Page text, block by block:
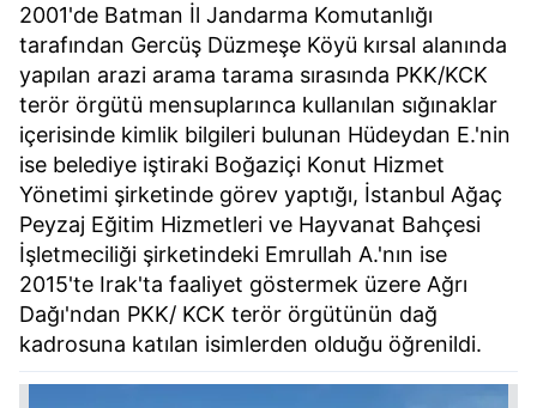
2001'de Batman İl Jandarma Komutanlığı
tarafından Gercüş Düzmeşe Köyü kırsal alanında
yapılan arazi arama tarama sırasında PKK/KCK
terör örgütü mensuplarınca kullanılan sığınaklar
içerisinde kimlik bilgileri bulunan Hüdeydan E.'nin
ise belediye iştiraki Boğaziçi Konut Hizmet
Yönetimi şirketinde görev yaptığı, İstanbul Ağaç
Peyzaj Eğitim Hizmetleri ve Hayvanat Bahçesi
İşletmeciliği şirketindeki Emrullah A.'nın ise
2015'te Irak'ta faaliyet göstermek üzere Ağrı
Dağı'ndan PKK/ KCK terör örgütünün dağ
kadrosuna katılan isimlerden olduğu öğrenildi.